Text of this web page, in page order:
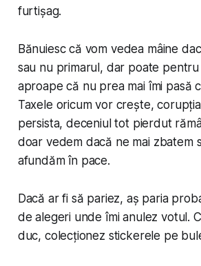
furtișag.
Bănuiesc că vom vedea mâine
sau nu primarul, dar poate
aproape că nu prea mai îmi pasă
Taxele oricum vor crește,
persista, deceniul tot pierdut
doar vedem dacă ne mai zbatem
afundăm în pace.
Dacă ar fi să pariez, aș paria
de alegeri unde îmi anulez votul.
duc, colecționez stickerele pe